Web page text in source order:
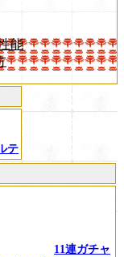
能
テ
11連ガチャ